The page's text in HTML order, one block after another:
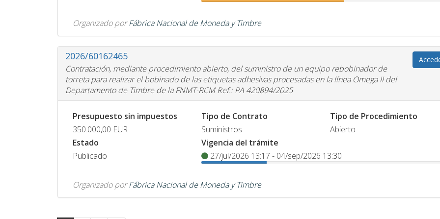
Organizado por Fábrica Nacional de Moneda y Timbre
2026/60162465
Contratación, mediante procedimiento abierto, del suministro de un equipo rebobinador de
torreta para realizar el bobinado de las etiquetas adhesivas procesadas en la línea Omega II del
Departamento de Timbre de la FNMT-RCM Ref.: PA 420894/2025
Presupuesto sin impuestos
350.000,00 EUR
Tipo de Contrato
Suministros
Tipo de Procedimiento
Abierto
Estado
Publicado
Vigencia del trámite
27/jul/2026 13:17 - 04/sep/2026 13:30
Organizado por Fábrica Nacional de Moneda y Timbre